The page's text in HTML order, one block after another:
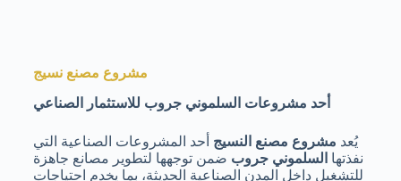
مشروع مصنع نسيج
أحد مشروعات السلموني جروب للاستثمار الصناعي
يُعد مشروع مصنع النسيج أحد المشروعات الصناعية التي
نفذتها السلموني جروب ضمن توجهها لتطوير مصانع جاهزة
للتشغيل داخل المدن الصناعية الحديثة، بما يخدم احتياجات